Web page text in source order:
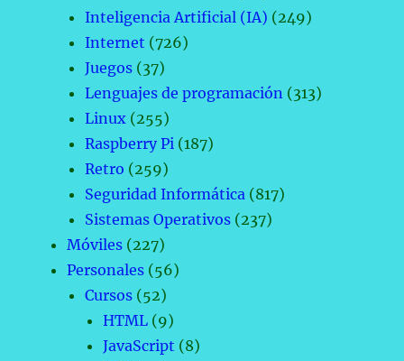
Inteligencia Artificial (IA) (249)
Internet (726)
Juegos (37)
Lenguajes de programación (313)
Linux (255)
Raspberry Pi (187)
Retro (259)
Seguridad Informática (817)
Sistemas Operativos (237)
Móviles (227)
Personales (56)
Cursos (52)
HTML (9)
JavaScript (8)